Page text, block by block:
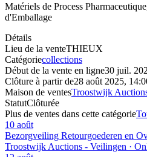
Matériels de Process
d'Emballage
Détails
Lieu de la venteTHIEUX
Catégoriecollections
Début de la vente en ligne30 juil.
Clôture à partir de28 août 2025,
Maison de ventesTroostwijk
StatutClôturée
Plus de ventes dans cette catégorie
10 août
Bezorgveiling Retourgoederen en
Troostwijk Auctions - Veilingen ·